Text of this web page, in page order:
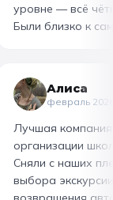
уровне — всё
Были близко к
гигантский
изготовили
слоёного теста,
со скоморохом,
загадками. В
горячие
производстве
Алиса
февраль
Лучшая
организации
Сняли с наших
выбора